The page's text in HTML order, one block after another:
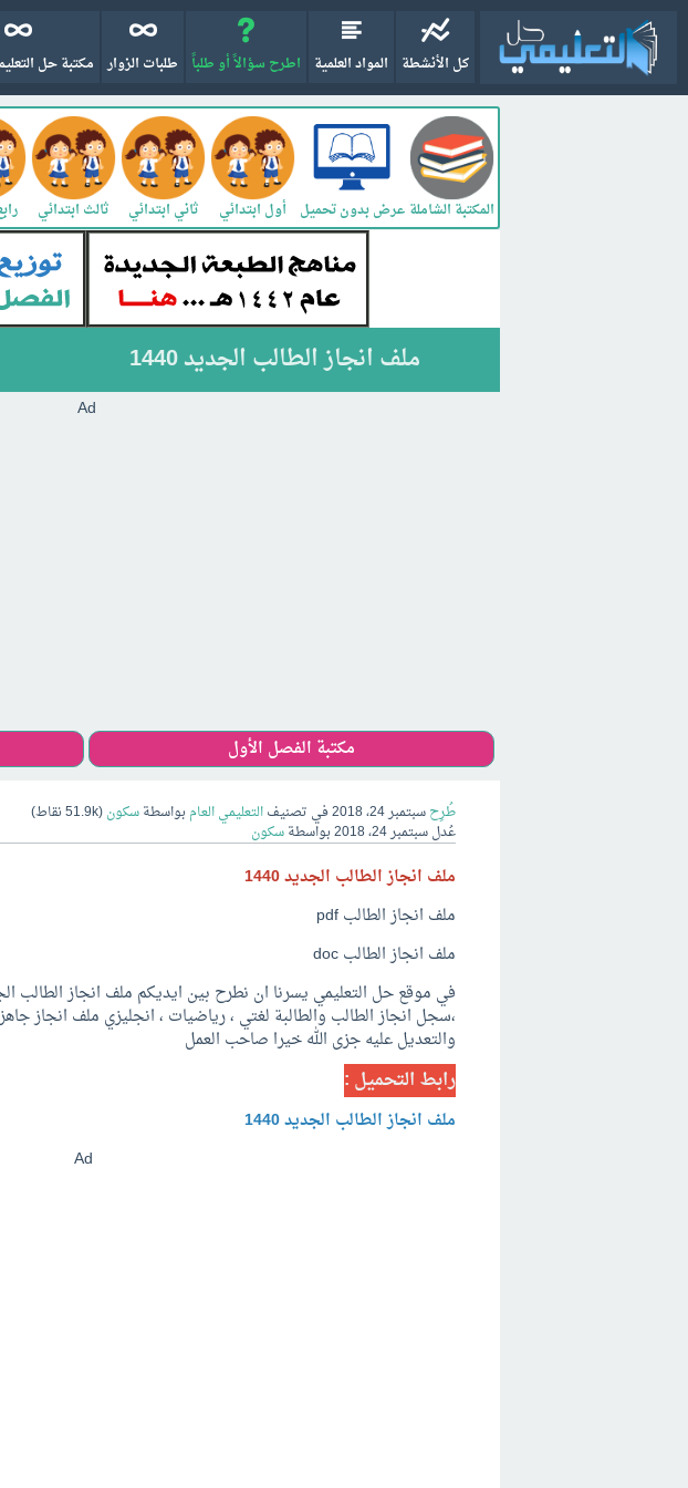
كل الأنشطة المواد العلمية اطرح سؤالاً أو طلباً طلبات الزوار مكتبة حل
المكتبة الشاملة عرض بدون تحميل أول ابتدائي ثاني ابتدائي ثالث ابتدائي
ملف انجاز الطالب الجديد 1440
Ad
مكتبة الفصل الأول
طُرِحسبتمبر 24، 2018 في تصنيفالتعليمي العامبواسطةسكون(
51.9kنقاط)
عُدلسبتمبر 24، 2018 بواسطةسكون
ملف انجاز الطالب الجديد 1440
ملف انجاز الطالب pdf
ملف انجاز الطالب doc
والتعديل عليه جزى الله خيرا صاحب العمل
رابط التحميل :
ملف انجاز الطالب الجديد 1440
Ad